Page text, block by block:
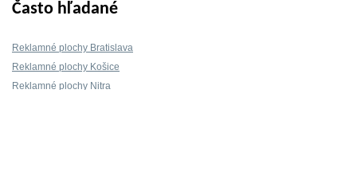
Často hľadané
Reklamné plochy Bratislava
Reklamné plochy Košice
Reklamné plochy Nitra